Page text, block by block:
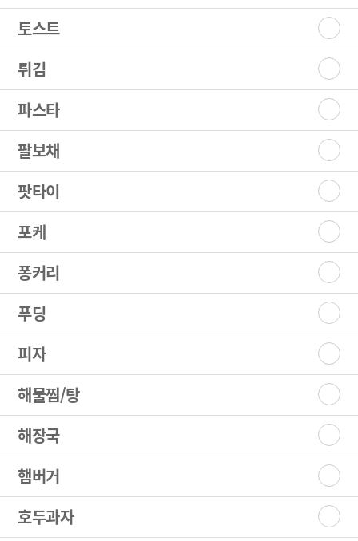
토스트
튀김
파스타
팔보채
팟타이
포케
퐁커리
푸딩
피자
해물찜/탕
해장국
햄버거
호두과자